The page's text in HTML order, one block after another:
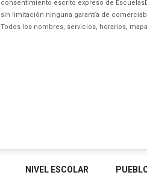
consentimiento escrito expreso de
sin limitación ninguna garantía de
Todos los nombres, servicios, horarios,
NIVEL ESCOLAR